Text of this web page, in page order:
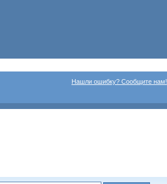
Нашли ошибку? Сообщите нам!